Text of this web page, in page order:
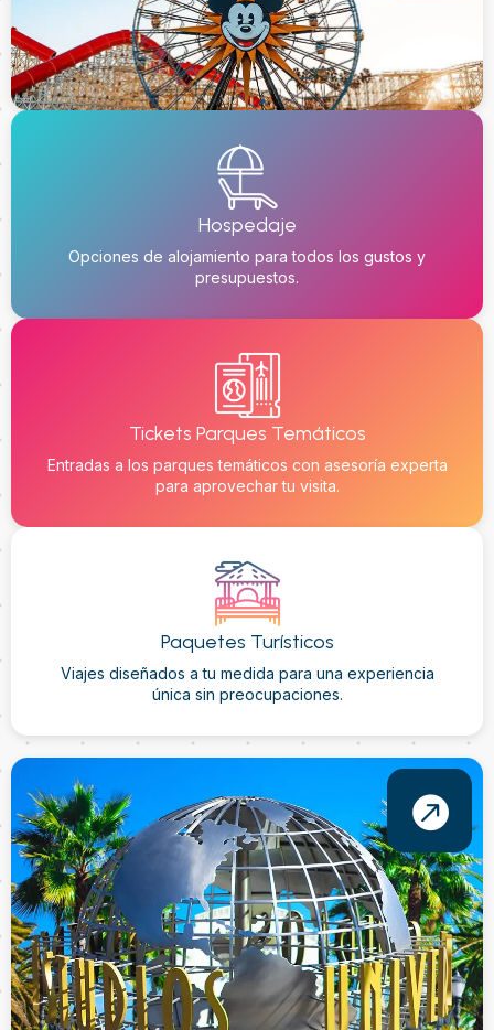
Hospedaje
Opciones de alojamiento para todos los gustos y
presupuestos.
Tickets Parques Temáticos
Entradas a los parques temáticos con asesoría experta
para aprovechar tu visita.
Paquetes Turísticos
Viajes diseñados a tu medida para una experiencia
única sin preocupaciones.